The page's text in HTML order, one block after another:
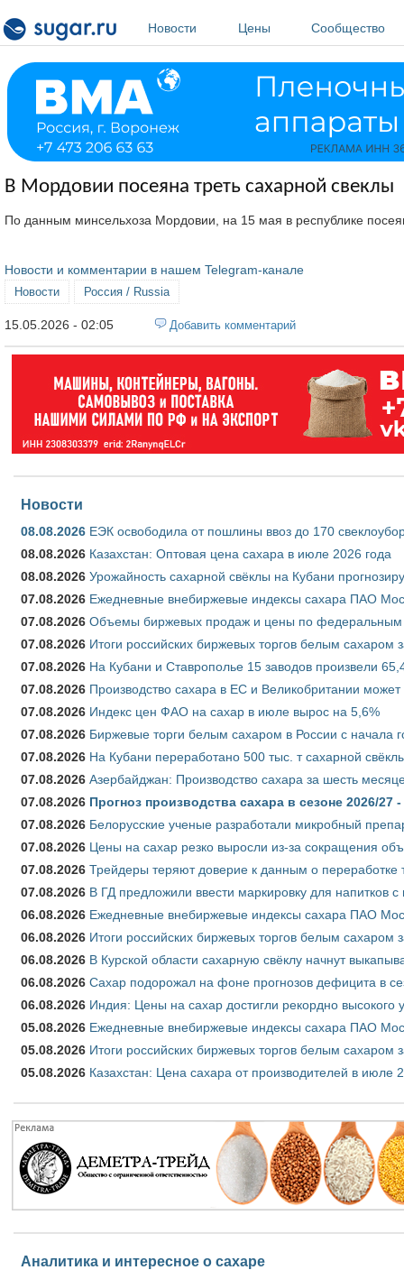
Новости
Цены Сообщество
В Мордовии посеяна треть сахарной свеклы
По данным минсельхоза Мордовии, на 15 мая в республике
Новости и комментарии в нашем Telegram-канале
Новости Россия / Russia
15.05.2026 - 02:05 Добавить комментарий
Новости
08.08.2026 ЕЭК освободила от пошлины ввоз до 170
08.08.2026 Казахстан: Оптовая цена сахара в июле 2026 года
08.08.2026 Урожайность сахарной свёклы на Кубани
07.08.2026 Ежедневные внебиржевые индексы сахара ПАО
07.08.2026 Объемы биржевых продаж и цены по федеральным
07.08.2026 Итоги российских биржевых торгов белым сахаром
07.08.2026 На Кубани и Ставрополье 15 заводов произвели
07.08.2026 Производство сахара в ЕС и Великобритании
07.08.2026 Индекс цен ФАО на сахар в июле вырос на 5,6%
07.08.2026 Биржевые торги белым сахаром в России с начала
07.08.2026 На Кубани переработано 500 тыс. т сахарной
07.08.2026 Азербайджан: Производство сахара за шесть
07.08.2026 Прогноз производства сахара в сезоне 2026/
07.08.2026 Белорусские ученые разработали микробный
07.08.2026 Цены на сахар резко выросли из-за сокращения
07.08.2026 Трейдеры теряют доверие к данным о переработке
07.08.2026 В ГД предложили ввести маркировку для напитков
06.08.2026 Ежедневные внебиржевые индексы сахара ПАО
06.08.2026 Итоги российских биржевых торгов белым сахаром
06.08.2026 В Курской области сахарную свёклу начнут
06.08.2026 Сахар подорожал на фоне прогнозов дефицита в
06.08.2026 Индия: Цены на сахар достигли рекордно высокого
05.08.2026 Ежедневные внебиржевые индексы сахара ПАО
05.08.2026 Итоги российских биржевых торгов белым сахаром
05.08.2026 Казахстан: Цена сахара от производителей в июле
Аналитика и интересное о сахаре